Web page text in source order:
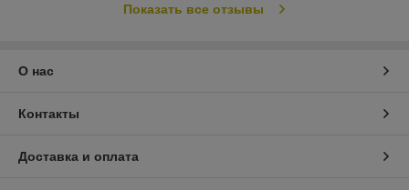
Показать все отзывы
О нас
Контакты
Доставка и оплата